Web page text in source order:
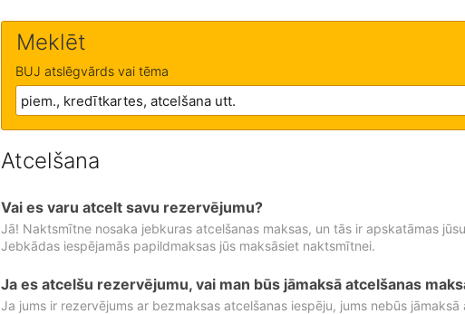
Meklēt
BUJ atslēgvārds vai tēma
Atcelšana
Vai es varu atcelt savu rezervējumu?
Jā! Naktsmītne nosaka jebkuras atcelšanas maksas, un tās ir apskatāmas
Jebkādas iespējamās papildmaksas jūs maksāsiet naktsmītnei.
Ja es atcelšu rezervējumu, vai man būs jāmaksā atcelšanas
Ja jums ir rezervējums ar bezmaksas atcelšanas iespēju, jums nebūs jāmaksā